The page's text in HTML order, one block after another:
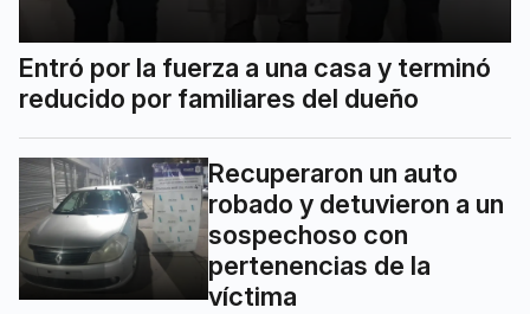
Entró por la fuerza a una casa y terminó
reducido por familiares del dueño
Recuperaron un auto
robado y detuvieron a un
sospechoso con
pertenencias de la
víctima